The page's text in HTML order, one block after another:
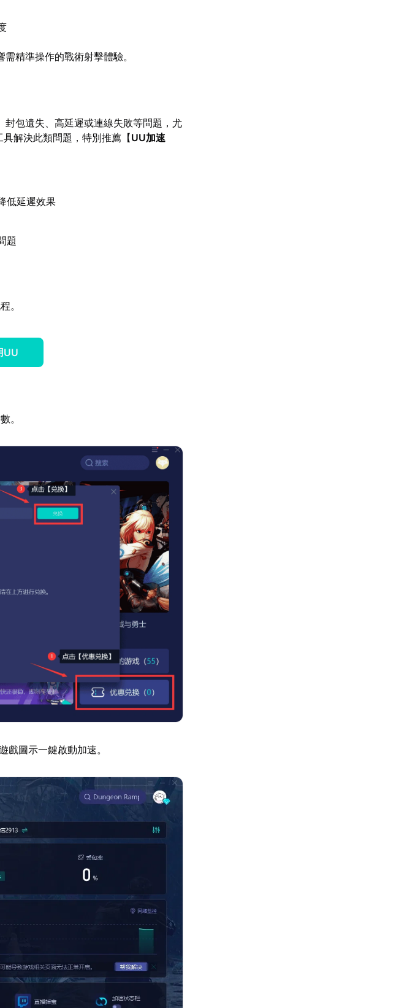
精準操作的戰術射擊體驗。
包遺失、高延遲或連線失敗等問題，尤
解決此類問題，特別推薦【UU加速
低延遲效果
題
。
UU
。
圖示一鍵啟動加速。